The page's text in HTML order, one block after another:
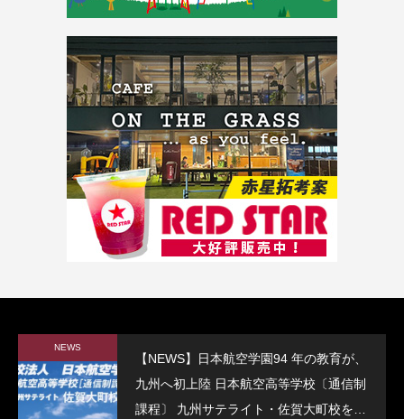
NEWS
【NEWS】日本航空学園94 年の教育が、
九州へ初上陸 日本航空高等学校〔通信制
課程〕 九州サテライト・佐賀大町校を開